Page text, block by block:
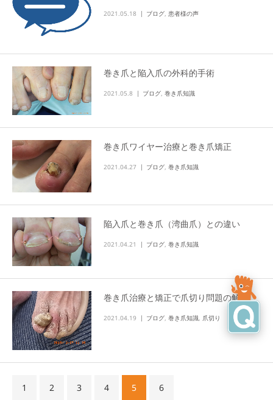
2021.05.18 ブログ, 患者様の声
巻き爪と陥入爪の外科的手術
2021.05.8 ブログ 巻き爪知識
巻き爪ワイヤー治療と巻き爪矯正
2021.04.27 ブログ 巻き爪知識
陥入爪と巻き爪（湾曲爪）との違い
2021.04.21 ブログ, 巻き爪知識
巻き爪治療と矯正で爪切り問題の解消
2021.04.19 ブログ 巻き爪知識 爪切り
1 2 3 4 5 6